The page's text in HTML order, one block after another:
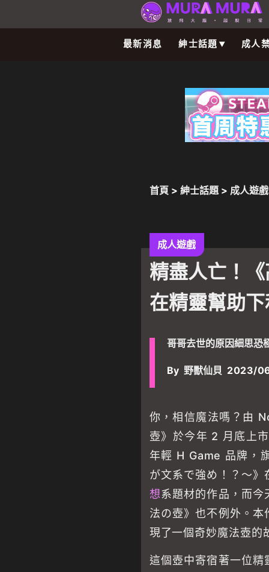
最新消息 紳士話題 成人
首頁 > 紳士話題> 成人遊戲
成人遊戲
精盡人亡！
在精靈幫助
哥哥去世的原因細思恐
By 野獸仙貝 2023/
你，相信魔法嗎？由
壺》於今年 2 月底上
年輕 H Game 品牌，
が文系で強め！？～
想系題材的作品，而
法の壺》也不例外。
現了一個奇妙魔法壺的
這個壺中寄宿著一位